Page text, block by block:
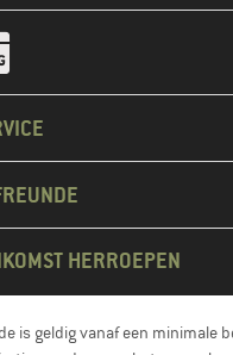
HERROEPEN
is geldig vanaf een minimale